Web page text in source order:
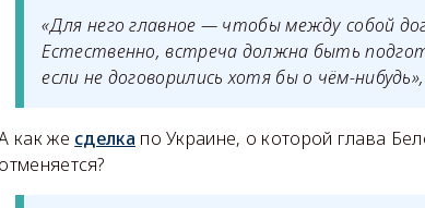
«Для него главное — чтобы между собой
Естественно, встреча должна быть
если не договорились хотя бы о чём-
как же сделка по Украине, о которой глава
отменяется?